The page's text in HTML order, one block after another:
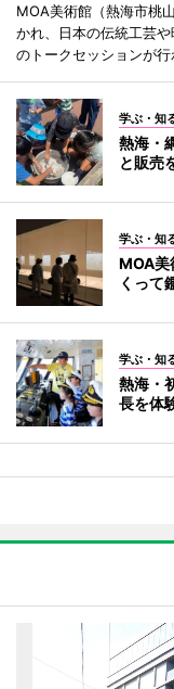
MOA美術館（熱海市桃
かれ、日本の伝統工芸
のトークセッションが行
学ぶ・知
熱海・
と販売
学ぶ・知
MOA
くって
学ぶ・知
熱海・
長を体